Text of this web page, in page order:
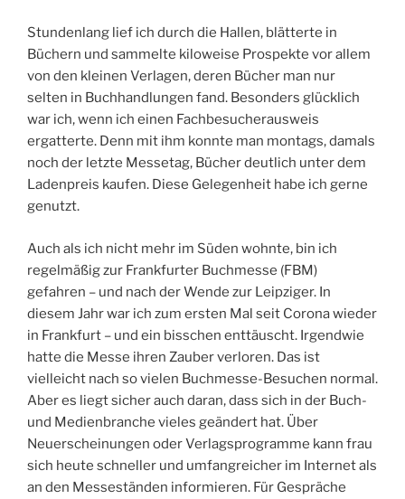
Stundenlang lief ich durch die Hallen, blätterte in
Büchern und sammelte kiloweise Prospekte vor allem
von den kleinen Verlagen, deren Bücher man nur
selten in Buchhandlungen fand. Besonders glücklich
war ich, wenn ich einen Fachbesucherausweis
ergatterte. Denn mit ihm konnte man montags, damals
noch der letzte Messetag, Bücher deutlich unter dem
Ladenpreis kaufen. Diese Gelegenheit habe ich gerne
genutzt.
Auch als ich nicht mehr im Süden wohnte, bin ich
regelmäßig zur Frankfurter Buchmesse (FBM)
gefahren – und nach der Wende zur Leipziger. In
diesem Jahr war ich zum ersten Mal seit Corona wieder
in Frankfurt – und ein bisschen enttäuscht. Irgendwie
hatte die Messe ihren Zauber verloren. Das ist
vielleicht nach so vielen Buchmesse-Besuchen normal.
Aber es liegt sicher auch daran, dass sich in der Buch-
und Medienbranche vieles geändert hat. Über
Neuerscheinungen oder Verlagsprogramme kann frau
sich heute schneller und umfangreicher im Internet als
an den Messeständen informieren. Für Gespräche